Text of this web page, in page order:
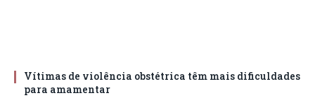
Vítimas de violência obstétrica têm mais dificuldades
para amamentar